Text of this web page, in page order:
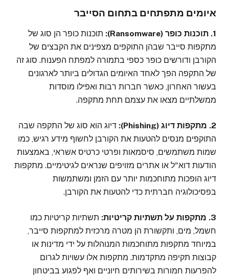
איומים מתפתחים בתחום הסייבר
1. תוכנות כופר (Ransomware):
תוכנות כופר הן סוג של
מתקפות סייבר שבהן התוקפים מצפינים את הקבצים של
הקורבן ודורשים כופר כספי בתמורה למפתח הפענוח. סוג זה
של התקפה הפך לאחד האיומים הגדולים ביותר לארגונים
בעשור האחרון, כאשר חברות רבות ואפילו מוסדות
ממשלתיים מצאו את עצמם תחת מתקפה.
2. מתקפות דיוג (Phishing):
דיוג הוא סוג של התקפה שבה
התוקפים מנסים להטעות את הקורבן לחשוף מידע רגיש, כמו
שמות משתמשים, סיסמאות ופרטי כרטיס אשראי, באמצעות
הודעות דוא"ל או אתרים מזויפים שנראים לגיטימיים. מתקפות
דיוג הופכות מתוחכמות יותר עם הזמן ומשתמשות
בפסיכולוגיה חברתית כדי להטעות את הקורבן.
3. מתקפות על תשתיות קריטיות:
תשתיות קריטיות כמו
חשמל, מים, ותקשורת הן מטרה מרכזית למתקפות סייבר,
במיוחד מתקפות מתוחכמות המנוהלות על ידי מדינות או
קבוצות תקיפה מתקדמות. מתקפות אלו עשויות לגרום
להפרעות חמורות בשירותים חיוניים ואף לפגוע בביטחון